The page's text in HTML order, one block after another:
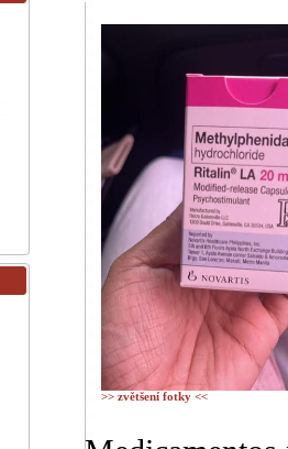
>> zvětšení fotky <<